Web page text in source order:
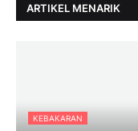
ARTIKEL MENARIK
KEBAKARAN